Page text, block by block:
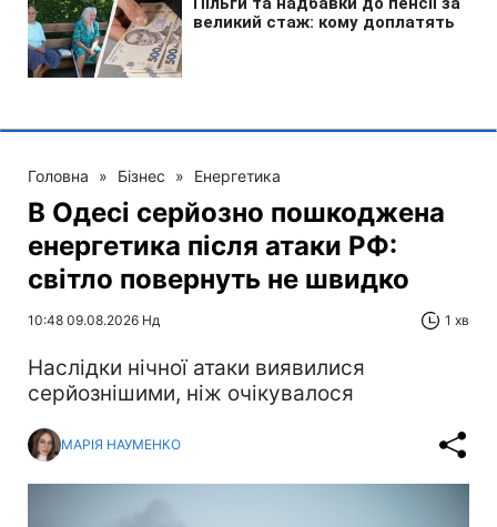
Головна » Бізнес » Енергетика
В Одесі серйозно пошкоджена
енергетика після атаки РФ:
світло повернуть не швидко
10:48 09.08.2026 Нд 1 хв
Наслідки нічної атаки виявилися
серйознішими, ніж очікувалося
МАРІЯ НАУМЕНКО